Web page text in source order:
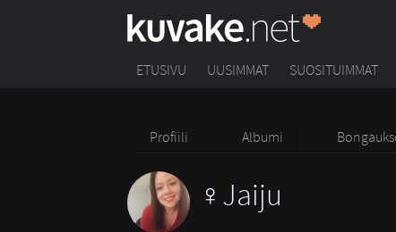
ETUSIVU UUSIMMAT SUOSITUIMMAT
Profiili Albumi
Jaiju